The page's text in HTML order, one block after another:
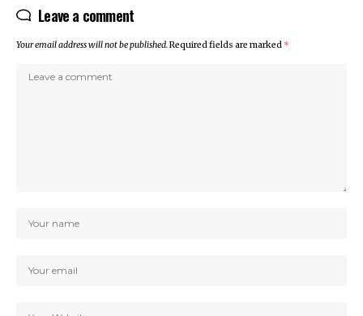
Leave a comment
Your email address will not be published.Required fields are marked *